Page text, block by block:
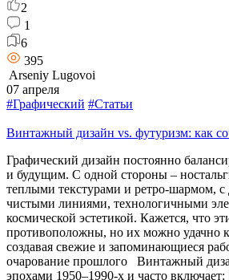
2
1
6
395
Arseniy Lugovoi
07 апреля
#Графический #Статьи
Винтажный дизайн vs. футуризм: как
Графический дизайн постоянно
и будущим. С одной стороны –
теплыми текстурами и ретро-шармом, с
чистыми линиями, технологичными
космической эстетикой. Кажется, что
противоположны, но их можно удачно
создавая свежие и запоминающиеся
очарование прошлого Винтажный
эпохами 1950–1990-х и часто